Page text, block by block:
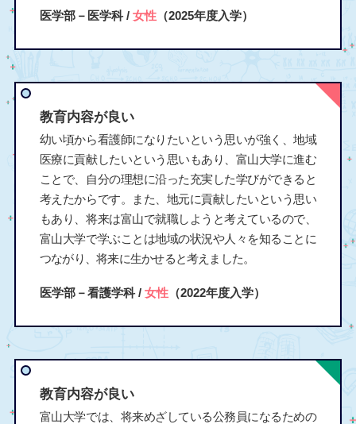
医学部－医学科 / 女性（2025年度入学）
教育内容が良い
幼い頃から看護師になりたいという思いが強く、地域
医療に貢献したいという思いもあり、富山大学に進む
ことで、自分の理想に沿った充実した学びができると
考えたからです。また、地元に貢献したいという思い
もあり、将来は富山で就職しようと考えているので、
富山大学で学ぶことは地域の状況や人々を知ることに
つながり、将来に生かせると考えました。
医学部－看護学科 / 女性（2022年度入学）
教育内容が良い
富山大学では、将来めざしている公務員になるための